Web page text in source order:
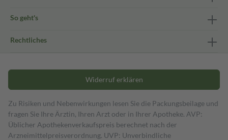
So geht's
Rechtliches
Widerruf erklären
Zu Risiken und Nebenwirkungen lesen Sie die Packungsbeilage und
fragen Sie Ihre Ärztin, Ihren Arzt oder in Ihrer Apotheke. AVP:
Üblicher Apothekenverkaufspreis berechnet nach der
Arzneimittelpreisverordnung. UVP: Unverbindliche